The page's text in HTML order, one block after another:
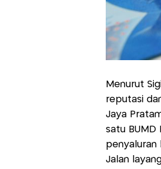
Menurut
reputasi
Jaya
satu BUMD
penyaluran
Jalan